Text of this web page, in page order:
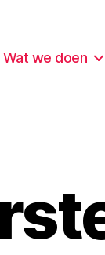
Wat we doen